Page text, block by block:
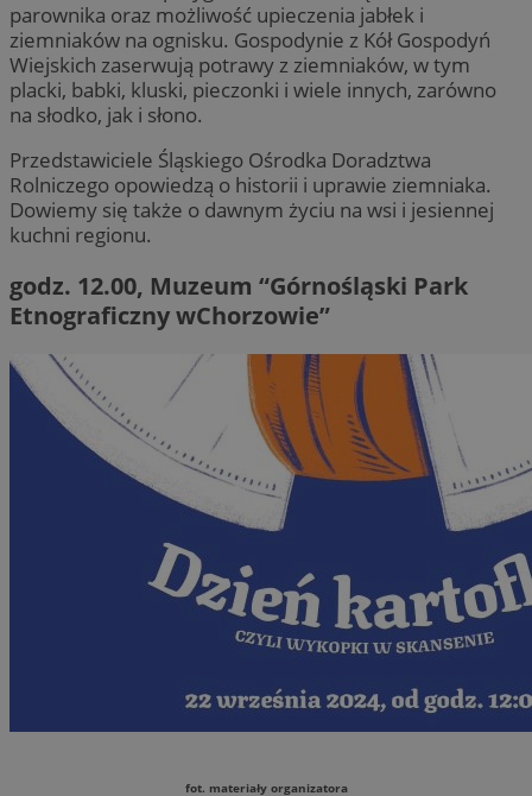
parownika oraz możliwość upieczenia jabłek i
ziemniaków na ognisku. Gospodynie z Kół Gospodyń
Wiejskich zaserwują potrawy z ziemniaków, w tym
placki, babki, kluski, pieczonki i wiele innych, zarówno
na słodko, jak i słono.
Przedstawiciele Śląskiego Ośrodka Doradztwa
Rolniczego opowiedzą o historii i uprawie ziemniaka.
Dowiemy się także o dawnym życiu na wsi i jesiennej
kuchni regionu.
godz. 12.00, Muzeum “Górnośląski Park
Etnograficzny wChorzowie”
fot. materiały organizatora